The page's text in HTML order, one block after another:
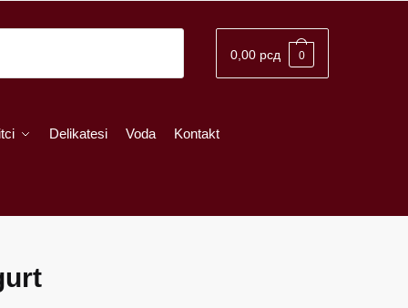
0,00 рсд 0
Delikatesi Voda Kontakt